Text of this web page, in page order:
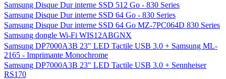
Samsung Disque Dur interne SSD 512 Go - 830 Series
Samsung Disque Dur interne SSD 64 Go - 830 Series
Samsung Disque Dur interne SSD 64 Go MZ-7PC064D 830 Series
Samsung dongle Wi-Fi WIS12ABGNX
Samsung DP7000A3B 23" LED Tactile USB 3.0 + Samsung ML-
2165 - Imprimante Monochrome
Samsung DP7000A3B 23" LED Tactile USB 3.0 + Sennheiser
RS170